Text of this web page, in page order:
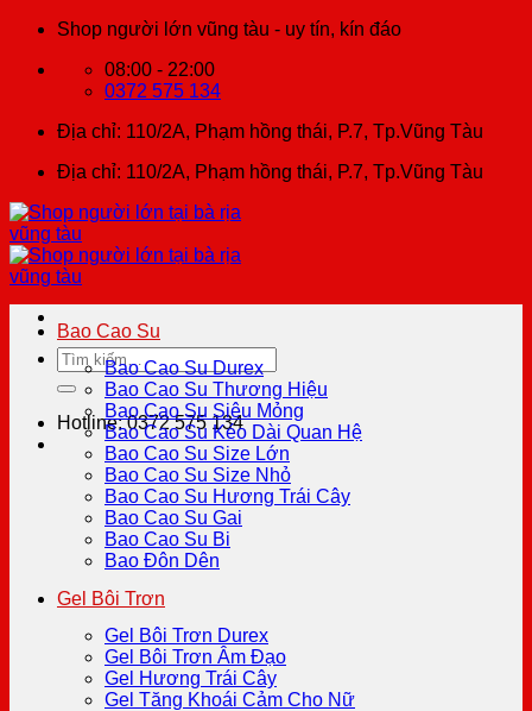
ChuyểnShop người lớn vũng tàu - uy tín, kín đáo
08:00 - 22:00
0372 575 134
Địa chỉ: 110/2A, Phạm hồng thái, P.7, Tp.Vũng Tàu
Địa chỉ: 110/2A, Phạm hồng thái, P.7, Tp.Vũng Tàu
Tìm
kiếm:
Hotline: 0372 575 134
Bao Cao Su
Bao Cao Su Durex
Bao Cao Su Thương Hiệu
Bao Cao Su Siêu Mỏng
Bao Cao Su Kéo Dài Quan Hệ
Bao Cao Su Size Lớn
Bao Cao Su Size Nhỏ
Bao Cao Su Hương Trái Cây
Bao Cao Su Gai
Bao Cao Su Bi
Bao Đôn Dên
Gel Bôi Trơn
Gel Bôi Trơn Durex
Gel Bôi Trơn Âm Đạo
Gel Hương Trái Cây
Gel Tăng Khoái Cảm Cho Nữ